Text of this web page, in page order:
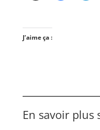
J’aime ça :
En savoir plus